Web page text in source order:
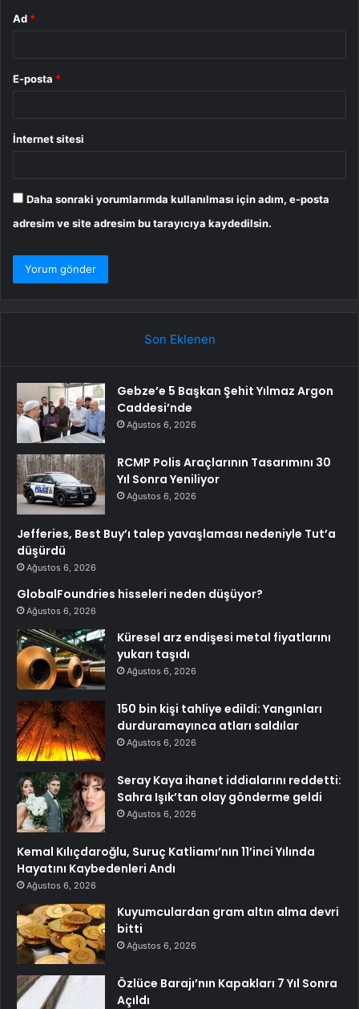
Ad *
E-posta *
İnternet sitesi
Daha sonraki yorumlarımda kullanılması için adım, e-posta
adresim ve site adresim bu tarayıcıya kaydedilsin.
Son Eklenen
Gebze’e 5 Başkan Şehit Yılmaz Argon
Caddesi’nde
Ağustos 6, 2026
RCMP Polis Araçlarının Tasarımını 30
Yıl Sonra Yeniliyor
Ağustos 6, 2026
Jefferies, Best Buy’ı talep yavaşlaması nedeniyle Tut’a
düşürdü
Ağustos 6, 2026
GlobalFoundries hisseleri neden düşüyor?
Ağustos 6, 2026
Küresel arz endişesi metal fiyatlarını
yukarı taşıdı
Ağustos 6, 2026
150 bin kişi tahliye edildi: Yangınları
durduramayınca atları saldılar
Ağustos 6, 2026
Seray Kaya ihanet iddialarını reddetti:
Sahra Işık’tan olay gönderme geldi
Ağustos 6, 2026
Kemal Kılıçdaroğlu, Suruç Katliamı’nın 11’inci Yılında
Hayatını Kaybedenleri Andı
Ağustos 6, 2026
Kuyumculardan gram altın alma devri
bitti
Ağustos 6, 2026
Özlüce Barajı’nın Kapakları 7 Yıl Sonra
Açıldı